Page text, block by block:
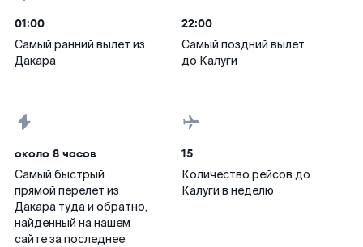
01:00
Самый ранний вылет из
Дакара
22:00
Самый поздний вылет
до Калуги
около 8 часов
Самый быстрый
прямой перелет из
Дакара туда и обратно,
найденный на нашем
сайте за последнее
15
Количество рейсов до
Калуги в неделю